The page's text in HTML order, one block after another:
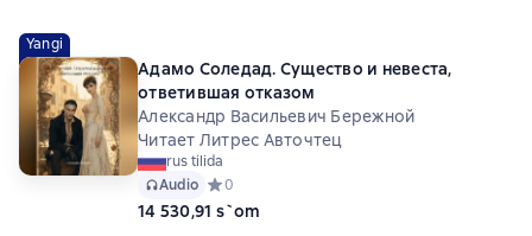
Yangi
Адамо Соледад. Существо и невеста,
ответившая отказом
Александр Васильевич Бережной
Читает Литрес Авточтец
rus tilida
Audio Средний рейтинг 0 на основе 0 оценок
0
14 530,91 s`om